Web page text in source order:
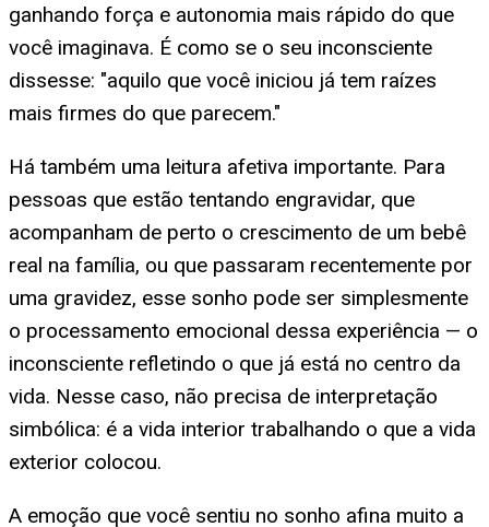
ganhando força e autonomia mais rápido do que
você imaginava. É como se o seu inconsciente
dissesse: "aquilo que você iniciou já tem raízes
mais firmes do que parecem."
Há também uma leitura afetiva importante. Para
pessoas que estão tentando engravidar, que
acompanham de perto o crescimento de um bebê
real na família, ou que passaram recentemente por
uma gravidez, esse sonho pode ser simplesmente
o processamento emocional dessa experiência — o
inconsciente refletindo o que já está no centro da
vida. Nesse caso, não precisa de interpretação
simbólica: é a vida interior trabalhando o que a vida
exterior colocou.
A emoção que você sentiu no sonho afina muito a